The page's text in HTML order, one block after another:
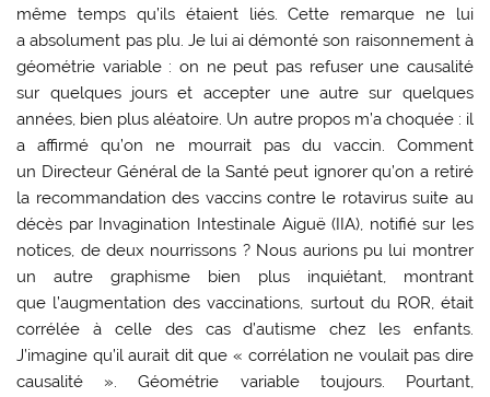
même temps qu’ils étaient liés. Cette remarque ne lui
a absolument pas plu. Je lui ai démonté son raisonnement à
géométrie variable : on ne peut pas refuser une causalité
sur quelques jours et accepter une autre sur quelques
années, bien plus aléatoire. Un autre propos m’a choquée : il
a affirmé qu’on ne mourrait pas du vaccin. Comment
un Directeur Général de la Santé peut ignorer qu’on a retiré
la recommandation des vaccins contre le rotavirus suite au
décès par Invagination Intestinale Aiguë (IIA), notifié sur les
notices, de deux nourrissons ? Nous aurions pu lui montrer
un autre graphisme bien plus inquiétant, montrant
que l’augmentation des vaccinations, surtout du ROR, était
corrélée à celle des cas d’autisme chez les enfants.
J’imagine qu’il aurait dit que « corrélation ne voulait pas dire
causalité ». Géométrie variable toujours. Pourtant,